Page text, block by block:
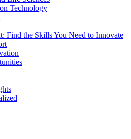
Technology
Find the Skills You Need to Innovate